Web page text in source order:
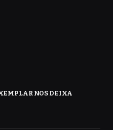
NOS DEIXA